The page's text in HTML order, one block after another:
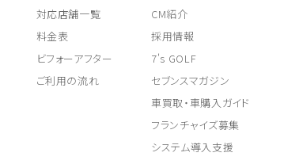
対応店舗一覧
料金表
ビフォーアフター
ご利用の流れ
CM紹介
採用情報
7's GOLF
セブンスマガジン
車買取・車購入ガイド
フランチャイズ募集
システム導入支援